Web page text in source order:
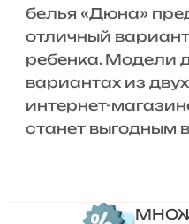
белья «Дюна»
отличный
ребенка. Модели
вариантах из
интернет-
станет выгодным